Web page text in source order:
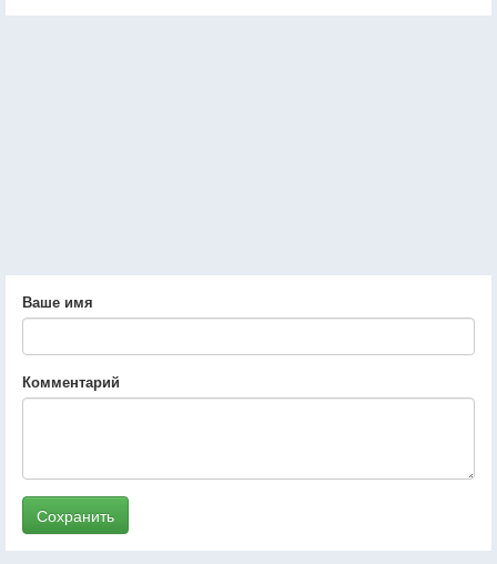
Ваше имя
Комментарий
Сохранить